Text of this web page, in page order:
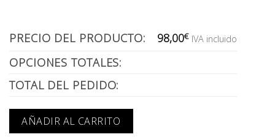
PRECIO DEL PRODUCTO: 98,00€ IVA incluido
OPCIONES TOTALES:
TOTAL DEL PEDIDO:
AÑADIR AL CARRITO